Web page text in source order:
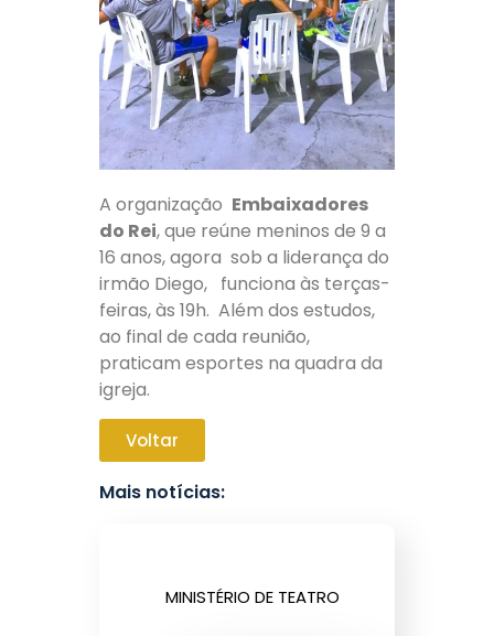
A organização Embaixadores
do Rei, que reúne meninos de 9 a
16 anos, agora sob a liderança do
irmão Diego, funciona às terças-
feiras, às 19h. Além dos estudos,
ao final de cada reunião,
praticam esportes na quadra da
igreja.
Voltar
Mais notícias:
MINISTÉRIO DE TEATRO